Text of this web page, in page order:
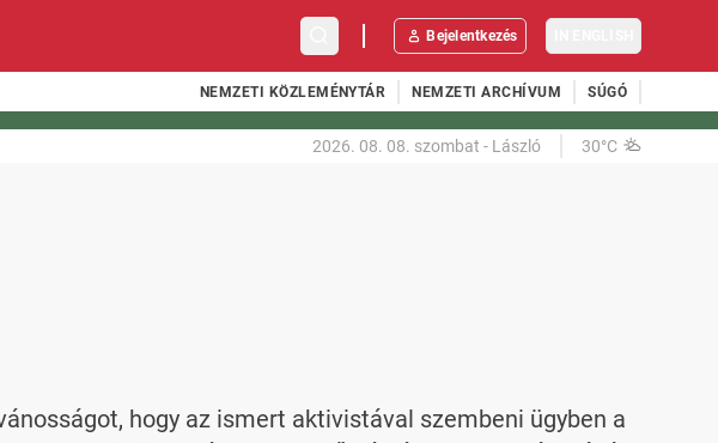
Bejelentkezés
NEMZETI KÖZLEMÉNYTÁR NEMZETI ARCHÍVUM SÚGÓ
2026. 08. 08. szombat - László 30°C
hogy az ismert aktivistával szembeni ügyben a